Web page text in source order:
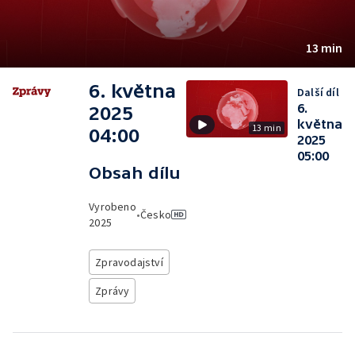
13 min
6. května
2025
04:00
Obsah dílu
Vyrobeno
2025
•Česko
Zpravodajství
Zprávy
13 min
Další díl
6.
května
2025
05:00